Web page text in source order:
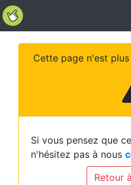
Cette page n'est
Si vous pensez que
n'hésitez pas à nous
Retour